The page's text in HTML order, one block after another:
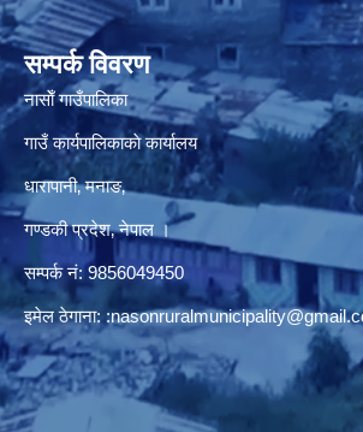
सम्पर्क विवरण
नासाेँ गाउँपालिका
गाउँ कार्यपालिकाकाे कार्यालय
धारापानी‚ मनाङ‚
गण्डकी प्रदेश‚ नेपाल ।
सम्पर्क न‌ं‍: 9856049450
इमेल ठेगाना: